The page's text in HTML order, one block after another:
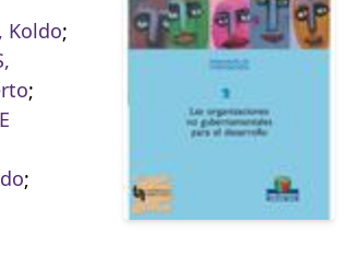
Koldo;
;
;